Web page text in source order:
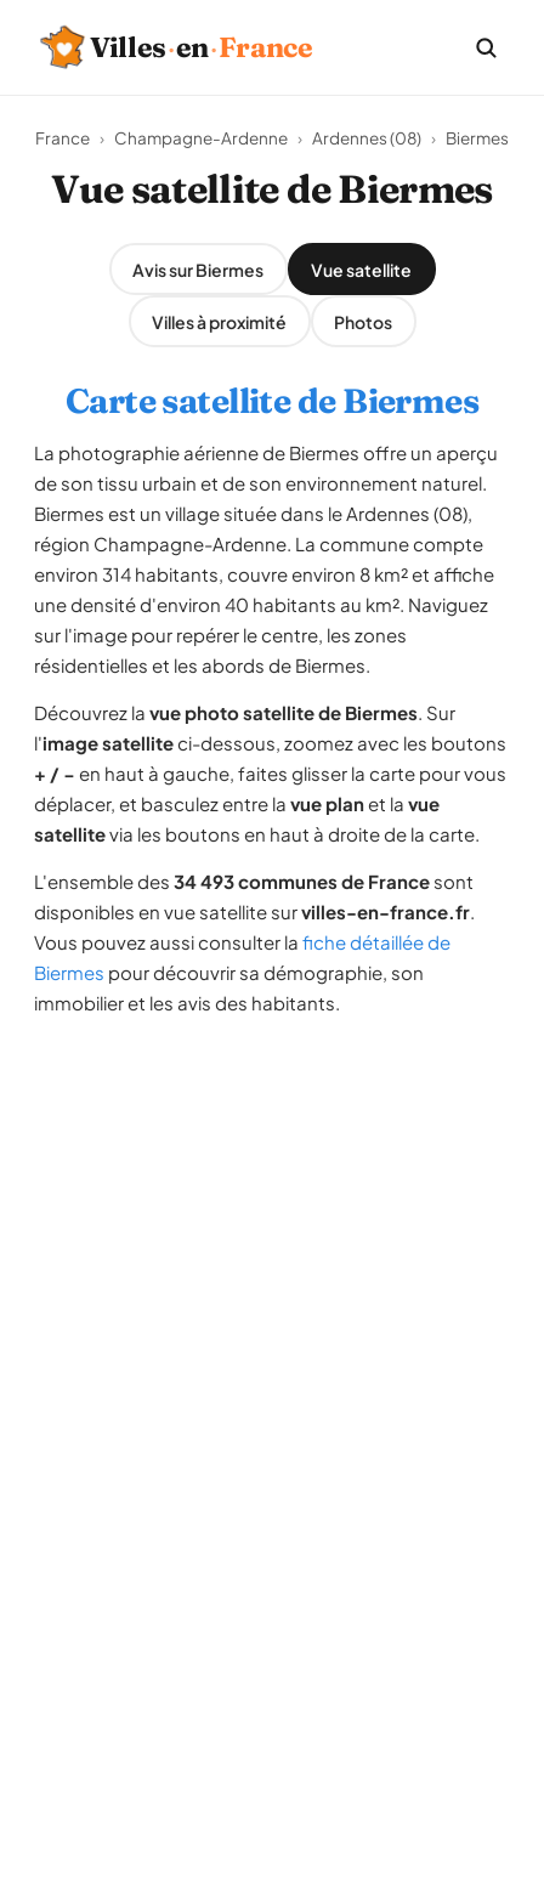
Villes·en·France
France › Champagne-Ardenne › Ardennes (08) › Biermes
Vue satellite de Biermes
Avis sur Biermes Vue satellite
Villes à proximité Photos
Carte satellite de Biermes
La photographie aérienne de Biermes offre un aperçu
de son tissu urbain et de son environnement naturel.
Biermes est un village située dans le Ardennes (08),
région Champagne-Ardenne. La commune compte
environ 314 habitants, couvre environ 8 km² et affiche
une densité d'environ 40 habitants au km². Naviguez
sur l'image pour repérer le centre, les zones
résidentielles et les abords de Biermes.
Découvrez la vue photo satellite de Biermes. Sur
l'image satelliteci-dessous, zoomez avec les boutons
+ / − en haut à gauche, faites glisser la carte pour vous
déplacer, et basculez entre la vue planet la vue
satellitevia les boutons en haut à droite de la carte.
L'ensemble des 34 493 communes de France sont
disponibles en vue satellite survilles-en-france.fr.
Vous pouvez aussi consulter la fiche détaillée de
Biermes pour découvrir sa démographie, son
immobilier et les avis des habitants.